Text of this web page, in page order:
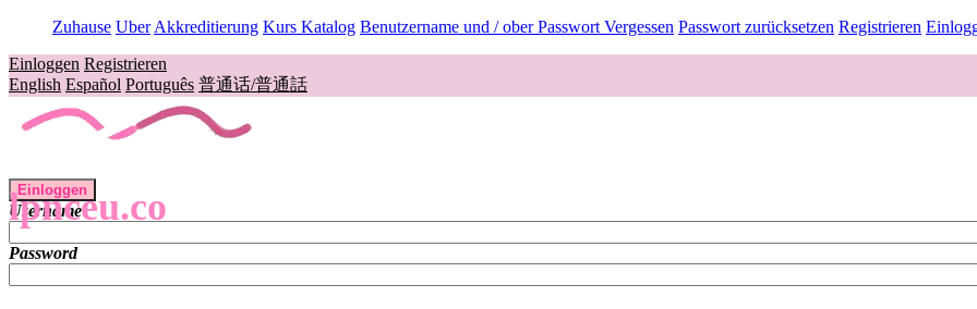
Zuhause Uber Akkreditierung Kurs Katalog Benutzername und / ober Passwort Vergessen Passwort zurücksetzen Registrieren
Einloggen Registrieren
English Español Português 普通话/普通話
lpnceu.co
Einloggen
Username
Password